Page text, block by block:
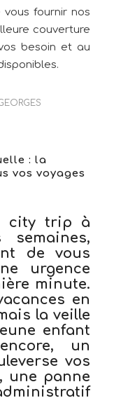
vous fournir nos
couverture
besoin et au
: la
vos voyages
city trip à
de vous
urgence
minute.
en
la veille
enfant
un
vos
une panne